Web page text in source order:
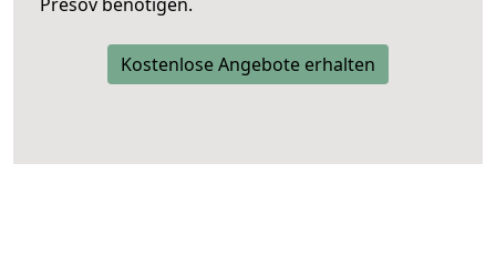
Kostenlose Angebote erhalten